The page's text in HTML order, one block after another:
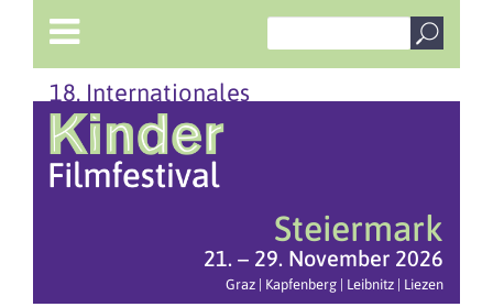
18. Internationales
Steiermark
21. – 29. November 2026
Graz | Kapfenberg | Leibnitz | Liezen